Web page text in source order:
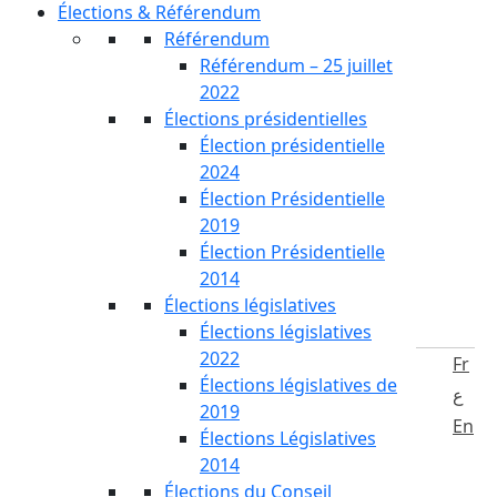
Élections & Référendum
Référendum
Référendum – 25 juillet
2022
Élections présidentielles
Élection présidentielle
2024
Élection Présidentielle
2019
Élection Présidentielle
2014
Élections législatives
Élections législatives
2022
Élections législatives de
2019
Élections Législatives
2014
Élections du Conseil
Fr
ع
En